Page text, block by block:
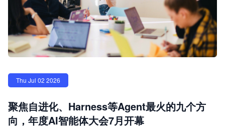
Thu Jul 02 2026
聚焦自进化、Harness等Agent最火的九个方
向，年度AI智能体大会7月开幕